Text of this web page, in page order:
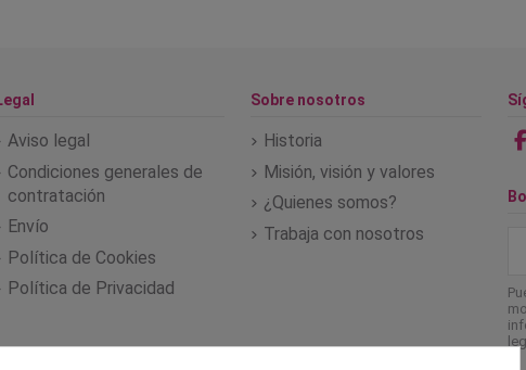
Aviso legal
Condiciones generales de
contratación
Envío
Política de Cookies
Política de Privacidad
Sobre nosotros
Historia
Misión, visión y valores
¿Quienes somos?
Trabaja con nosotros